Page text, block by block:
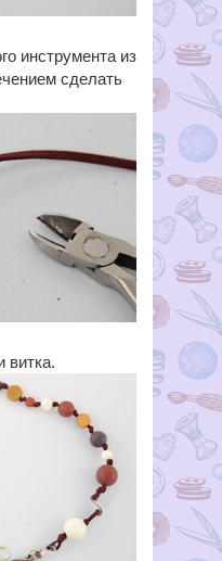
инструмента из
сделать
витка.